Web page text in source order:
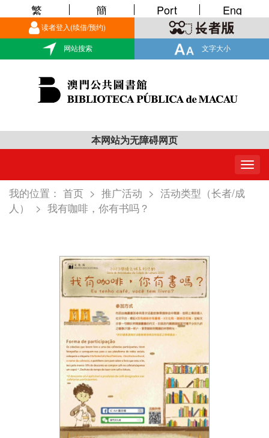
读者登入(续借/预约)
网站搜索 文字大小
繁 簡 Port Eng
本网站为无障碍网页
我的位置： 首页 > 推广活动 > 活动类型（长者/成
人）
> 我有咖啡，你有书吗？